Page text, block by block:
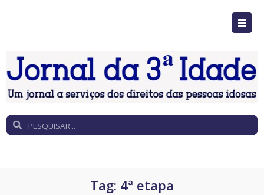
Tag: 4ª etapa